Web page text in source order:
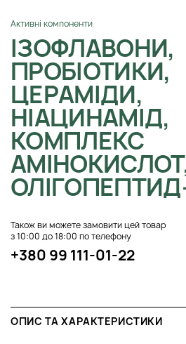
Активні компоненти
ІЗОФЛАВОНИ,
ПРОБІОТИКИ,
ЦЕРАМІДИ,
НІАЦИНАМІД,
КОМПЛЕКС
Також ви можете замовити цей товар
з 10:00 до 18:00 по телефону
+380 99 111-01-22
ОПИС ТА ХАРАКТЕРИСТИКИ